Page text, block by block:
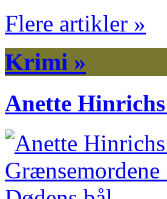
Flere artikler »
Krimi »
Anette